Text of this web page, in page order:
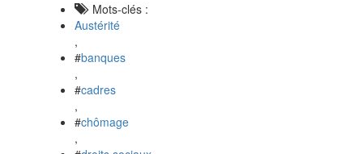
Mots-clés :
Austérité
,
#banques
,
#cadres
,
#chômage
,